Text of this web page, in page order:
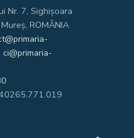
Nr. 7, Sighişoara
ROMÂNIA